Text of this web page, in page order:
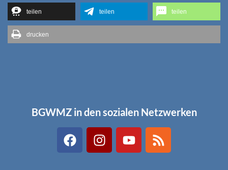
teilen teilen teilen
drucken
BGWMZ in den sozialen Netzwerken